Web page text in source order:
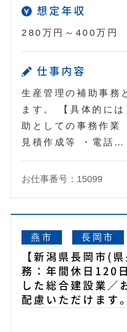
想定年収
280万円～400万円
仕事内容
生産管理の補助事務
ます。 【具体的に
助としての事務作業
見積作成等 ・電話…
お仕事番号：15099
燕市
長岡市
【新潟県長岡市(
務：年間休日120
した総合建設業／
配慮いただけます。